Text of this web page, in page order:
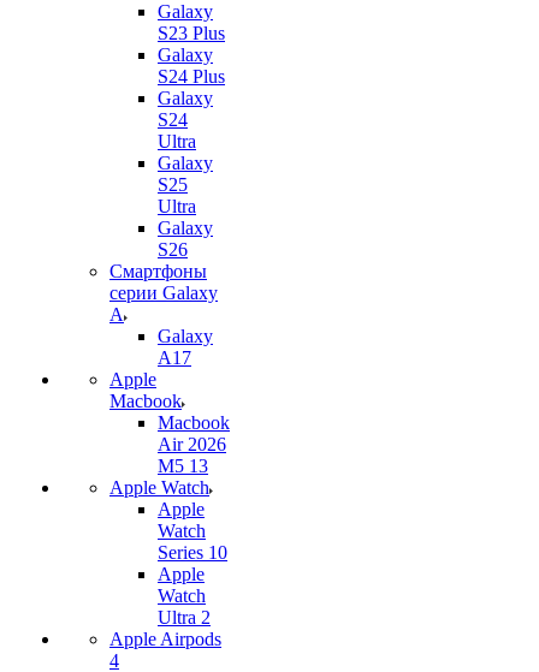
Galaxy
S23 Plus
Galaxy
S24 Plus
Galaxy
S24
Ultra
Galaxy
S25
Ultra
Galaxy
S26
Смартфоны
серии Galaxy
A
Galaxy
A17
Apple
Macbook
Macbook
Air 2026
M5 13
Apple Watch
Apple
Watch
Series 10
Apple
Watch
Ultra 2
Apple Airpods
4